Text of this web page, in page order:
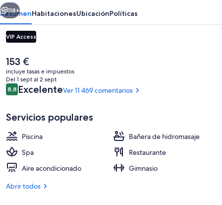
Siguiente
118+
ResumenHabitacionesUbicaciónPolíticas
VIP Access
El
precio
actual
es
de
153 €
incluye tasas e impuestos
Del 1 sept al 2 sept
Comentarios
8,88,8 de 10
ExcelenteVer 11 469 comentarios
Servicios populares
Piscina
Bañera de hidromasaje
Spa
Restaurante
Aire acondicionado
Gimnasio
Abrir todos